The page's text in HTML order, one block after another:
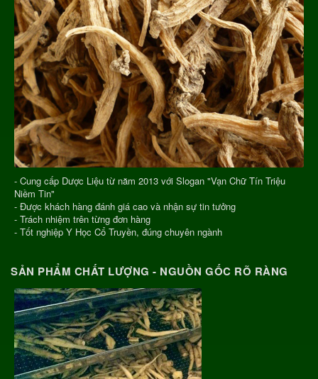
- Cung cấp Dược Liệu từ năm 2013 với Slogan "Vạn Chữ Tín Triệu
Niềm Tin"
- Được khách hàng đánh giá cao và nhận sự tin tưởng
- Trách nhiệm trên từng đơn hàng
- Tốt nghiệp Y Học Cổ Truyền, đúng chuyên ngành
SẢN PHẨM CHẤT LƯỢNG - NGUỒN GỐC RÕ RÀNG